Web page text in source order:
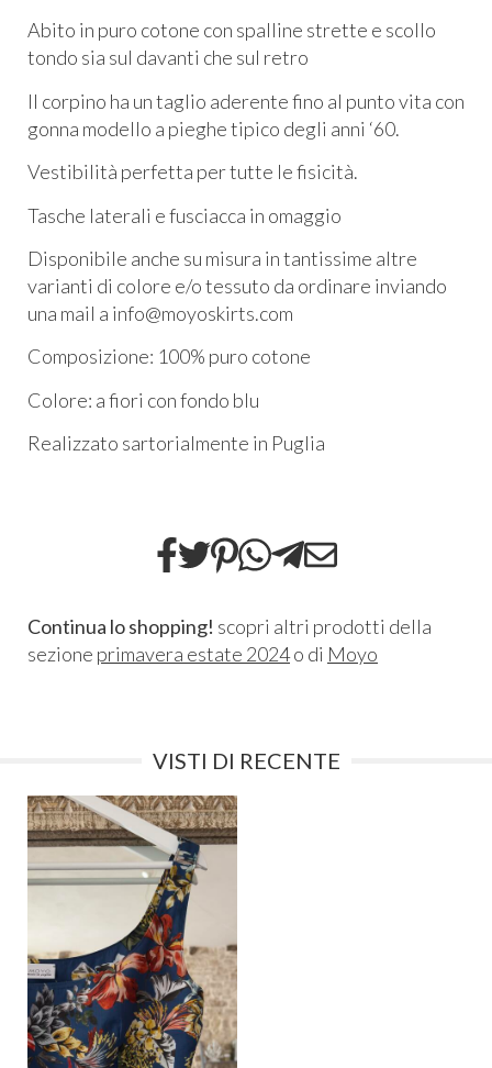
Abito in puro cotone con spalline strette e scollo
tondo sia sul davanti che sul retro
Il corpino ha un taglio aderente fino al punto vita con
gonna modello a pieghe tipico degli anni ‘60.
Vestibilità perfetta per tutte le fisicità.
Tasche laterali e fusciacca in omaggio
Disponibile anche su misura in tantissime altre
varianti di colore e/o tessuto da ordinare inviando
una mail a info@moyoskirts.com
Composizione: 100% puro cotone
Colore: a fiori con fondo blu
Realizzato sartorialmente in Puglia
Continua lo shopping! scopri altri prodotti della
sezione primavera estate 2024o di Moyo
VISTI DI RECENTE